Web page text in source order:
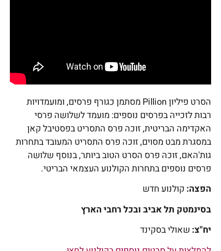
הסרט פיליון Pillion מסתמן כגורף פרסים, ומועמדויות
רבות לזכייה בפרסים נוספים: מועמד לשלושה פרסי
האקדימה הבריטית, זוכה פרס התסריט בפסטיבל קאן
במסגרת מבט מסוים, זוכה פרס התסריט המעובד בתחרות
גות'האם, זוכה פרס הסרט הטוב ביותר, בנוסף שלושה
פרסים נוספים בתחרות הקולנוע העצמאי הבריטי.
הפצה: קולנוע חדש
בסינמטק תל אביב ובכל רחבי הארץ
יח"צ: שאולי בסקינד